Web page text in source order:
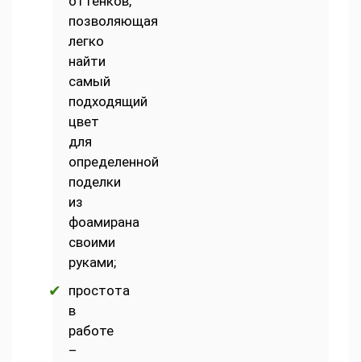
позволяющая
легко
найти
самый
подходящий
цвет
для
определенной
поделки
из
фоамирана
своими
руками;
простота
в
работе
–